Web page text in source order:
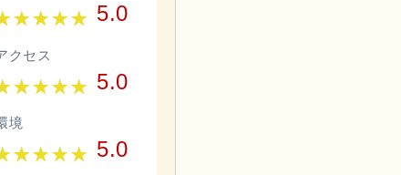
5.0
クセス
5.0
境
5.0